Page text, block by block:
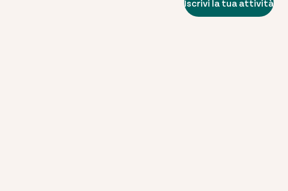
Iscrivi la tua attività